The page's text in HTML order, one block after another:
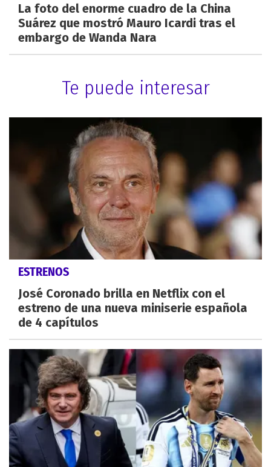
La foto del enorme cuadro de la China
Suárez que mostró Mauro Icardi tras el
embargo de Wanda Nara
Te puede interesar
ESTRENOS
José Coronado brilla en Netflix con el
estreno de una nueva miniserie española
de 4 capítulos